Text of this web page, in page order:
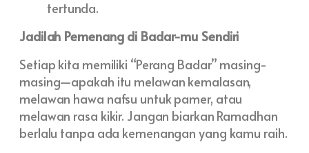
tertunda.
Jadilah Pemenang di Badar-mu Sendiri
Setiap kita memiliki “Perang Badar” masing-
masing—apakah itu melawan kemalasan,
melawan hawa nafsu untuk pamer, atau
melawan rasa kikir. Jangan biarkan Ramadhan
berlalu tanpa ada kemenangan yang kamu raih.